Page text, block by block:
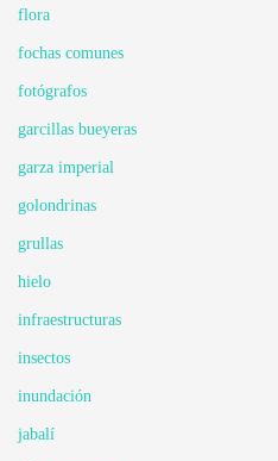
flora
fochas comunes
fotógrafos
garcillas bueyeras
garza imperial
golondrinas
grullas
hielo
infraestructuras
insectos
inundación
jabalí